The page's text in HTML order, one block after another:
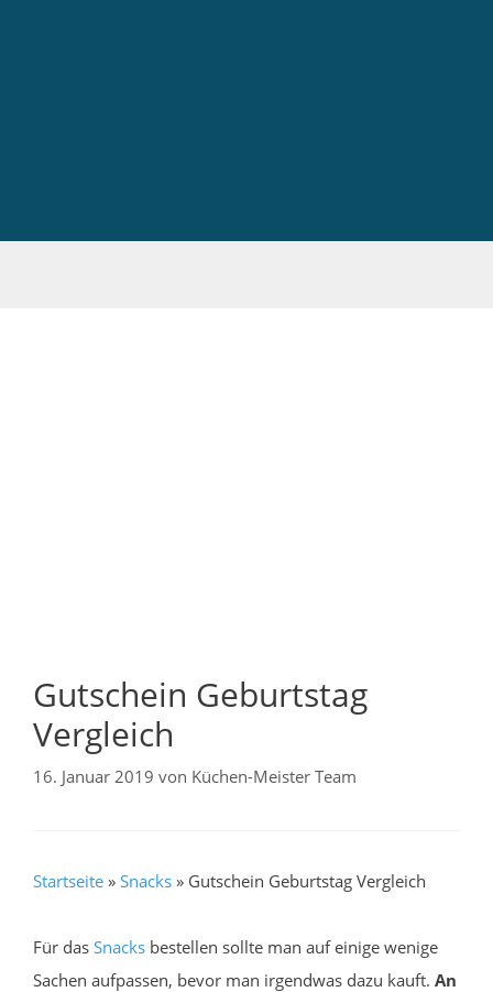
Gutschein Geburtstag
Vergleich
16. Januar 2019 von Küchen-Meister Team
Startseite » Snacks » Gutschein Geburtstag Vergleich
Für das Snacks bestellen sollte man auf einige wenige
Sachen aufpassen, bevor man irgendwas dazu kauft. An